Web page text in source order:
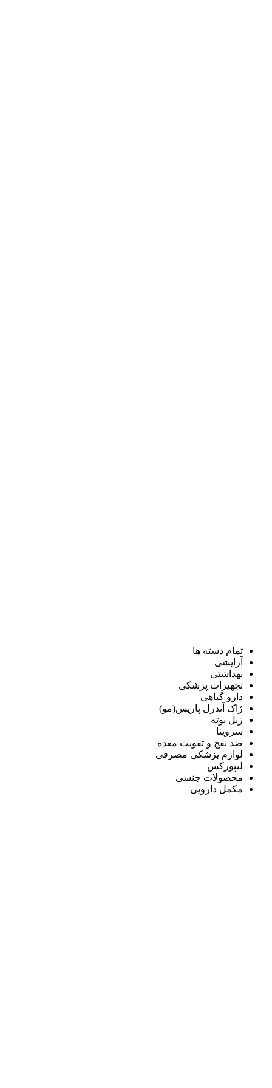
تمام دسته ها
آرایشی
بهداشتی
تجهیزات پزشکی
دارو گیاهی
ژاک آندرل پاریس(مو)
ژیل بوته
سروینا
ضد نفخ و تقویت معده
لوازم پزشکی مصرفی
لیپورکس
محصولات جنسی
مکمل دارویی